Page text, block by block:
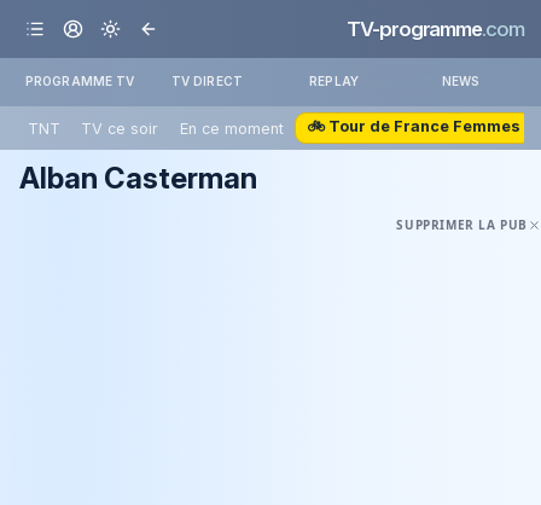
TV-programme.com
PROGRAMME TV TV DIRECT REPLAY NEWS
TNT TV ce soir En ce moment 🚲 Tour de France Femmes
Alban Casterman
SUPPRIMER LA PUB